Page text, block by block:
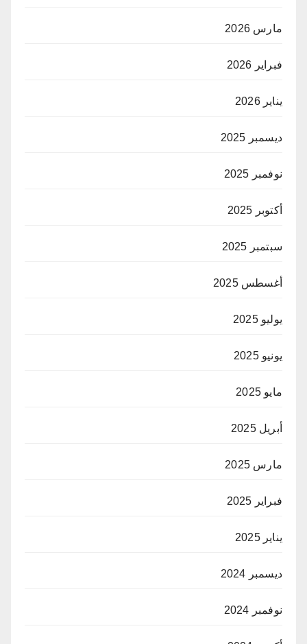
مارس 2026
فبراير 2026
يناير 2026
ديسمبر 2025
نوفمبر 2025
أكتوبر 2025
سبتمبر 2025
أغسطس 2025
يوليو 2025
يونيو 2025
مايو 2025
أبريل 2025
مارس 2025
فبراير 2025
يناير 2025
ديسمبر 2024
نوفمبر 2024